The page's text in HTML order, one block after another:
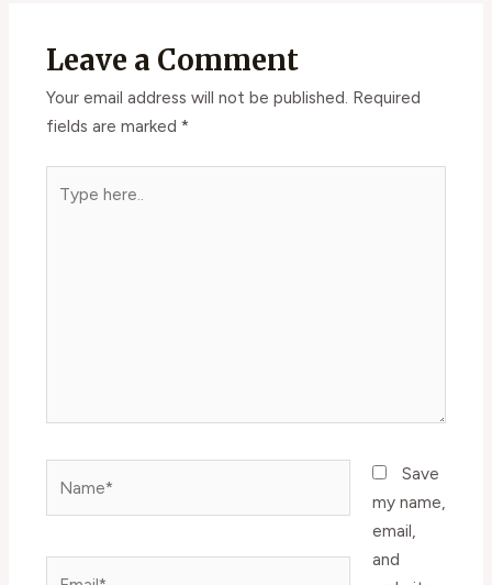
Leave a Comment
Your email address will not be published. Required
fields are marked *
here..
Save
my name,
email,
and